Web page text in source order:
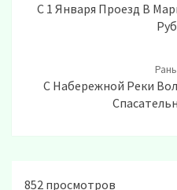
С 1 Января Проезд В
С Набережной Реки
852 просмотров